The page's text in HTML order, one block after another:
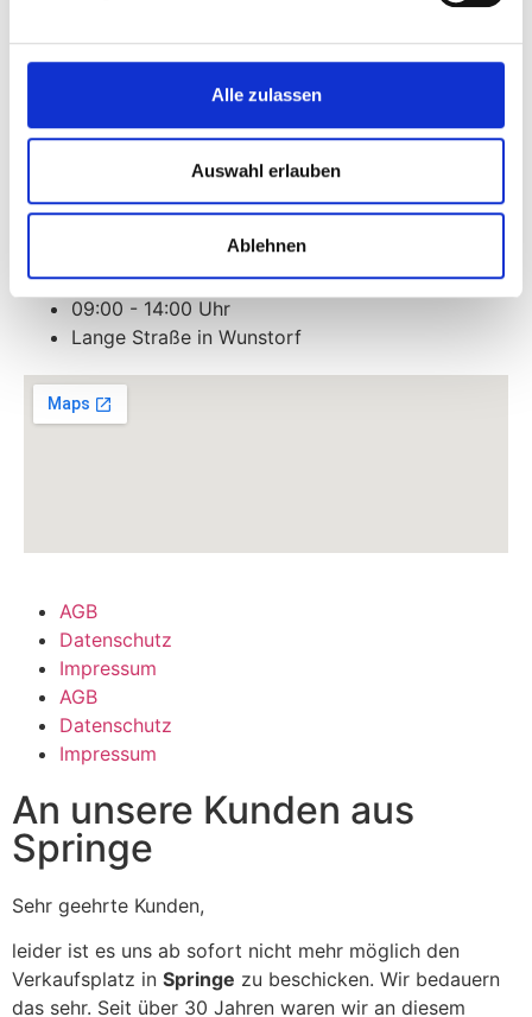
Alle zulassen
Auswahl erlauben
Ablehnen
Freitag
Wunstorf - Wochenmarkt
09:00 - 14:00 Uhr
Lange Straße in Wunstorf
AGB
Datenschutz
Impressum
AGB
Datenschutz
Impressum
An unsere Kunden aus
Springe
Sehr geehrte Kunden,
leider ist es uns ab sofort nicht mehr möglich den
Verkaufsplatz in Springe zu beschicken. Wir bedauern
das sehr. Seit über 30 Jahren waren wir an diesem